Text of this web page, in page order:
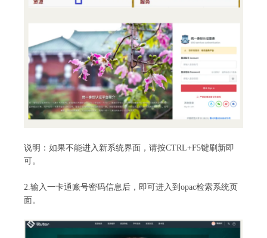
说明：如果不能进入新系统界面，请按CTRL+F5键刷新即
可。
2.输入一卡通账号密码信息后，即可进入到opac检索系统页
面。